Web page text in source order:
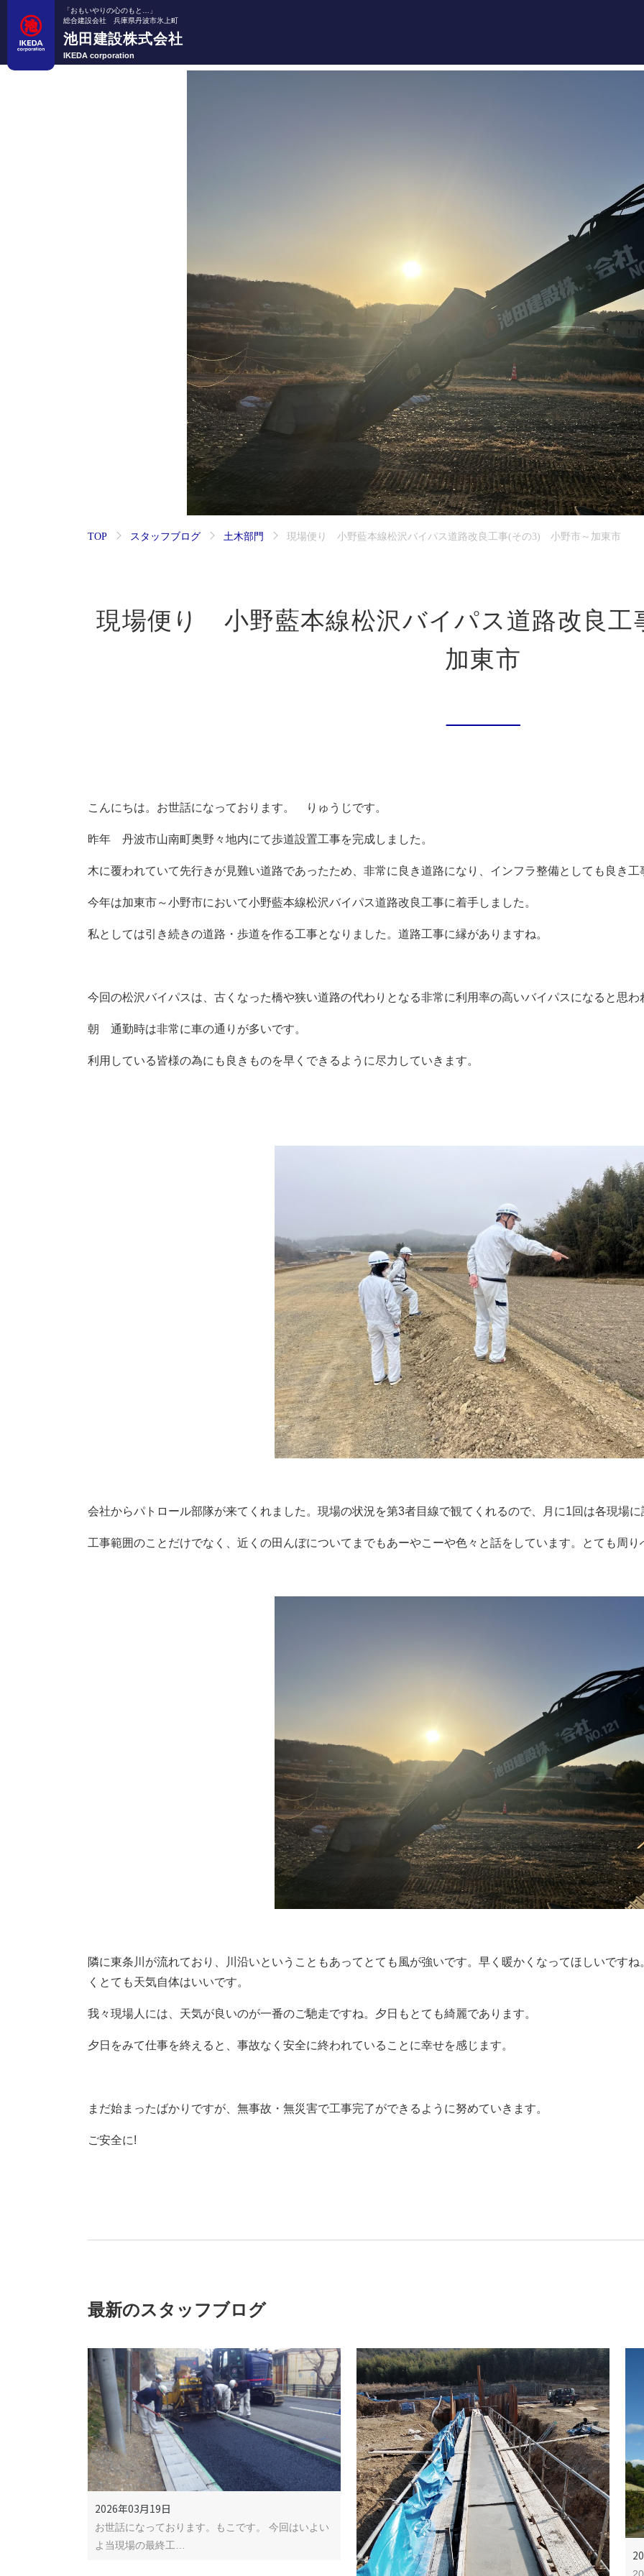
「おもいやりの心のもと…」
総合建設会社 兵庫県丹波市氷上町
池田建設株式会社
IKEDA corporation
TOP スタッフブログ 土木部門 現場便り 小野藍本線松沢バイパス道路改良工事(その3) 小野市～加東市
現場便り 小野藍本線松沢バイパス道路改良
加東市
こんにちは。お世話になっております。 りゅうじです。
昨年 丹波市山南町奥野々地内にて歩道設置工事を完成しました。
木に覆われていて先行きが見難い道路であったため、非常に良き道路になり、インフラ整備としても良き工
今年は加東市～小野市において小野藍本線松沢バイパス道路改良工事に着手しました。
私としては引き続きの道路・歩道を作る工事となりました。道路工事に縁がありますね。
今回の松沢バイパスは、古くなった橋や狭い道路の代わりとなる非常に利用率の高いバイパスになると思わ
朝 通勤時は非常に車の通りが多いです。
利用している皆様の為にも良きものを早くできるように尽力していきます。
会社からパトロール部隊が来てくれました。現場の状況を第3者目線で観てくれるので、月に1回は各現場
工事範囲のことだけでなく、近くの田んぼについてまでもあーやこーや色々と話をしています。とても周
隣に東条川が流れており、川沿いということもあってとても風が強いです。早く暖かくなってほしいです
くとても天気自体はいいです。
我々現場人には、天気が良いのが一番のご馳走ですね。夕日もとても綺麗であります。
夕日をみて仕事を終えると、事故なく安全に終われていることに幸せを感じます。
まだ始まったばかりですが、無事故・無災害で工事完了ができるように努めていきます。
ご安全に!
最新のスタッフブログ
2026年03月19日
お世話になっております。もこです。 今回はいよい
よ当現場の最終工…
ホーム
施工
採用
会社
お問
新着
ブログ